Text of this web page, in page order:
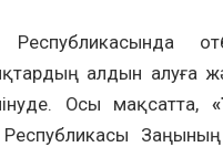
Республикасында
алдын алуға
Осы мақсатта,
Республикасы Заңының